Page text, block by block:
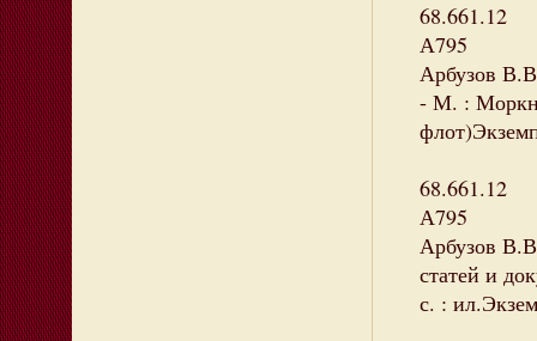
68.661.12
А795
Арбузов
- М. :
68.661.12
А795
Арбузов
статей и
с. :